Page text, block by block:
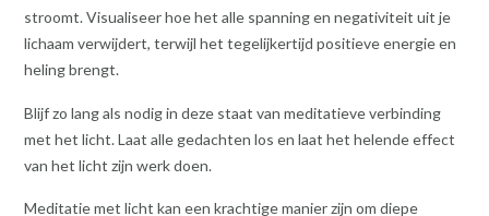
stroomt. Visualiseer hoe het alle spanning en negativiteit uit je
lichaam verwijdert, terwijl het tegelijkertijd positieve energie en
heling brengt.
Blijf zo lang als nodig in deze staat van meditatieve verbinding
met het licht. Laat alle gedachten los en laat het helende effect
van het licht zijn werk doen.
Meditatie met licht kan een krachtige manier zijn om diepe